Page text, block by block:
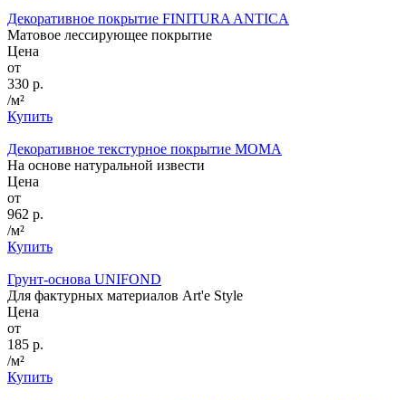
Декоративное покрытие FINITURA ANTICA
Матовое лессирующее покрытие
Цена
от
330 р.
/м²
Купить
Декоративное текстурное покрытие MOMA
На основе натуральной извести
Цена
от
962 р.
/м²
Купить
Грунт-основа UNIFOND
Для фактурных материалов Art'e Style
Цена
от
185 р.
/м²
Купить